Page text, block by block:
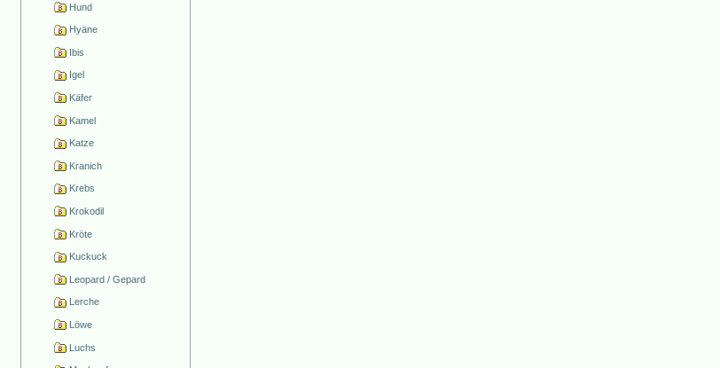
Hund
Hyäne
Ibis
Igel
Käfer
Kamel
Katze
Kranich
Krebs
Krokodil
Kröte
Kuckuck
Leopard / Gepard
Lerche
Löwe
Luchs